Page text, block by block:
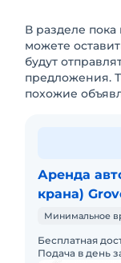
В разделе
можете
будут
предложения.
похожие
Аренда
крана)
Минимальное
Бесплатная
Подача в день